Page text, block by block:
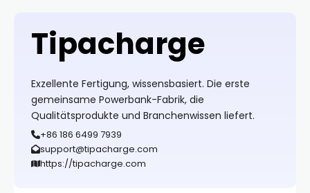
Tipacharge
Exzellente Fertigung, wissensbasiert. Die erste
gemeinsame Powerbank-Fabrik, die
Qualitätsprodukte und Branchenwissen liefert.
+86 186 6499 7939
support@tipacharge.com
https://tipacharge.com